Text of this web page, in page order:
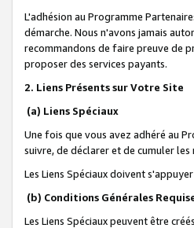
L'adhésion au Programme
démarche. Nous n'avons jamais
recommandons de faire preuve de
proposer des services payants.
2. Liens Présents sur Votre Site
(a) Liens Spéciaux
Une fois que vous avez adhéré au
suivre, de déclarer et de cumuler les
Les Liens Spéciaux doivent
(b) Conditions Générales
Les Liens Spéciaux peuvent être